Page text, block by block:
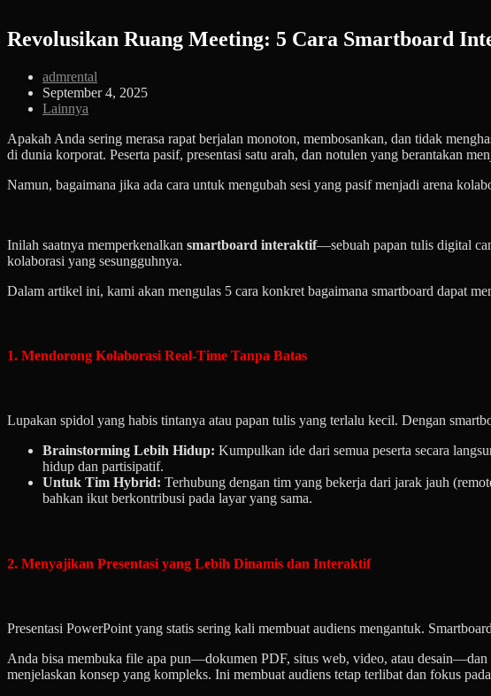
Revolusikan Ruang Meeting: 5 Cara Smartboard
Post
author:
admrental
Post
published:
September 4, 2025
Post
Lainnya
Apakah Anda sering merasa rapat berjalan monoton, membosankan, dan tidak
di dunia korporat. Peserta pasif, presentasi satu arah, dan notulen yang berantakan
Namun, bagaimana jika ada cara untuk mengubah sesi yang pasif menjadi arena
Inilah saatnya memperkenalkan smartboard interaktif—sebuah papan tulis digital
kolaborasi yang sesungguhnya.
Dalam artikel ini, kami akan mengulas 5 cara konkret bagaimana smartboard dapat
1. Mendorong Kolaborasi Real-Time Tanpa Batas
Lupakan spidol yang habis tintanya atau papan tulis yang terlalu kecil. Dengan
Brainstorming Lebih Hidup: Kumpulkan ide dari semua peserta secara
hidup dan partisipatif.
Untuk Tim Hybrid: Terhubung dengan tim yang bekerja dari jarak jauh
bahkan ikut berkontribusi pada layar yang sama.
2. Menyajikan Presentasi yang Lebih Dinamis dan Interaktif
Presentasi PowerPoint yang statis sering kali membuat audiens mengantuk.
Anda bisa membuka file apa pun—dokumen PDF, situs web, video, atau desain—dan
menjelaskan konsep yang kompleks. Ini membuat audiens tetap terlibat dan fokus